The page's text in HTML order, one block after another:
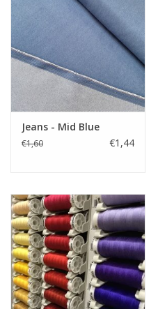
Jeans - Mid Blue
€1,60 €1,44